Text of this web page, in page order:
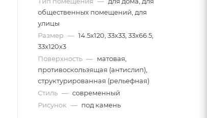
общественных помещений, для
улицы
Размер — 14.5x120, 33x33, 33x66.5,
33x120x3
Поверхность — матовая,
противоскользящая (антислип),
структурированная (рельефная)
Стиль — современный
Рисунок — под камень